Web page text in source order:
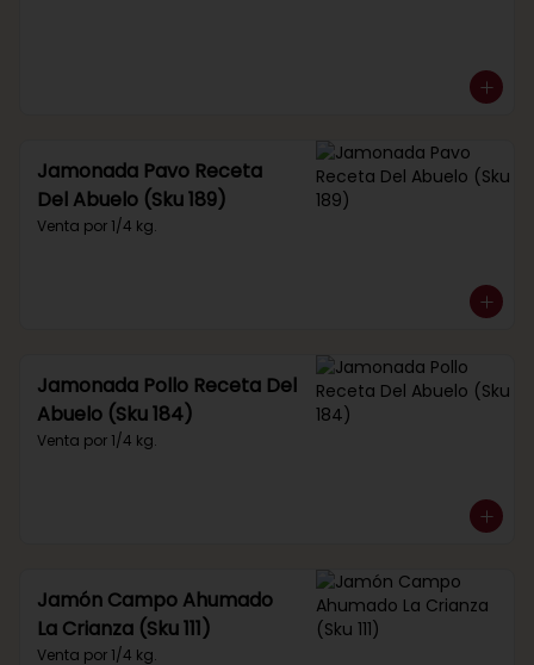
Jamonada Pavo Receta
Del Abuelo (Sku 189)
Venta por 1/4 kg.
Jamonada Pollo Receta Del
Abuelo (Sku 184)
Venta por 1/4 kg.
Jamón Campo Ahumado
La Crianza (Sku 111)
Venta por 1/4 kg.